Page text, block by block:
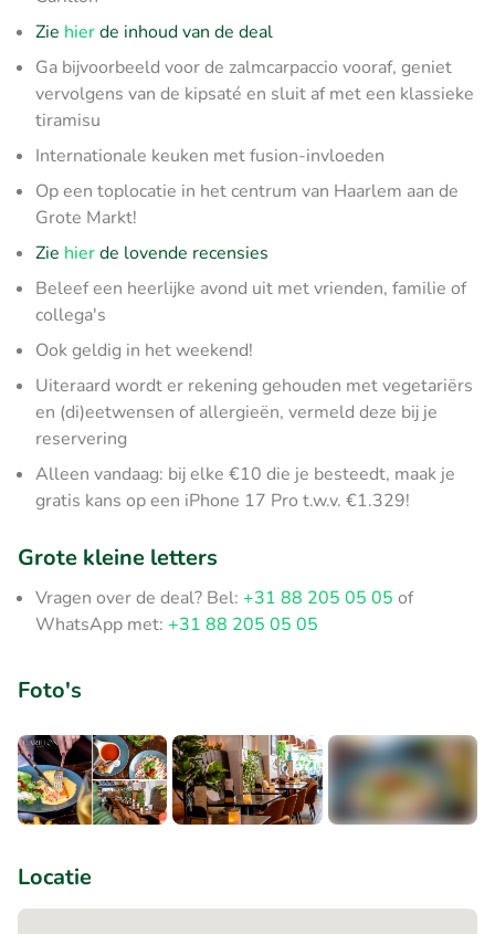
Zie hierde inhoud van de deal
Ga bijvoorbeeld voor de zalmcarpaccio vooraf, geniet
vervolgens van de kipsaté en sluit af met een klassieke
tiramisu
Internationale keuken met fusion-invloeden
Op een toplocatie in het centrum van Haarlem aan de
Grote Markt!
Zie hierde lovende recensies
Beleef een heerlijke avond uit met vrienden, familie of
collega's
Ook geldig in het weekend!
Uiteraard wordt er rekening gehouden met vegetariërs
en (di)eetwensen of allergieën, vermeld deze bij je
reservering
Alleen vandaag: bij elke €10 die je besteedt, maak je
gratis kans op een iPhone 17 Pro t.w.v. €1.329!
Grote kleine letters
Vragen over de deal? Bel: +31 88 205 05 05 of
WhatsApp met: +31 88 205 05 05
Foto's
Locatie